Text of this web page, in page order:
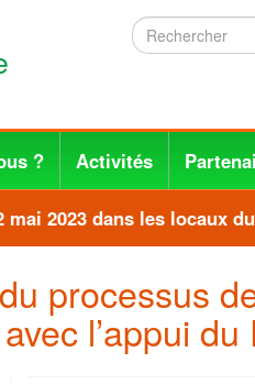
Rechercher
? Activités
2023 dans les locaux du
processus
l’appui du